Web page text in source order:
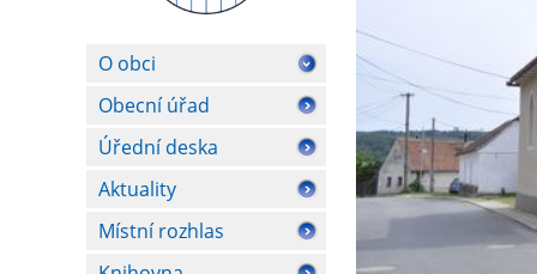
O obci
Obecní úřad
Úřední deska
Aktuality
Místní rozhlas